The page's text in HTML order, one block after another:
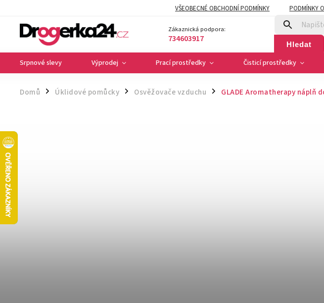
VŠEOBECNÉ OBCHODNÍ PODMÍNKY PODMÍNKY
Zákaznická podpora:
734603917 Hledat
Srpnové slevy Výprodej Prací prostředky Čisticí prostředky
Domů / Úklidové pomůcky / Osvěžovače vzduchu / GLADE Aromatherapy náplň